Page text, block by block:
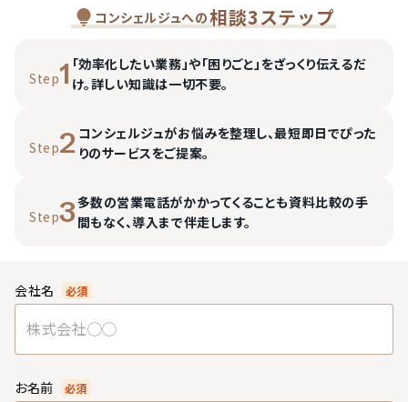
コンシェルジュへの相談3ステップ
Step1 「効率化したい業務」や「困りごと」をざっくり伝えるだ
け。詳しい知識は一切不要。
Step2 コンシェルジュがお悩みを整理し、最短即日でぴった
りのサービスをご提案。
Step3多数の営業電話がかかってくることも資料比較の手
間もなく、導入まで伴走します。
会社名 必須
お名前 必須